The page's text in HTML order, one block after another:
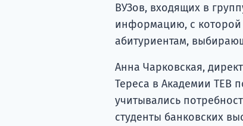
ВУЗов, входящих в
информацию, с которой
абитуриентам,
Анна Чарковская,
Тереса в Академии TEB
учитывались
студенты банковских